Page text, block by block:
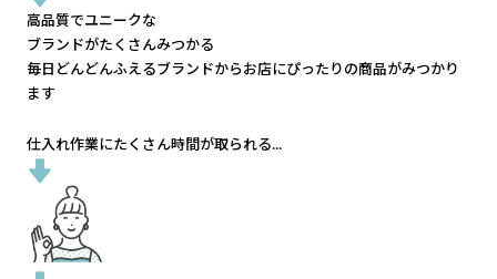
高品質でユニークな
ブランドがたくさんみつかる
毎日どんどんふえるブランドからお店にぴったりの商品がみつかり
ます
仕入れ作業にたくさん時間が取られる...